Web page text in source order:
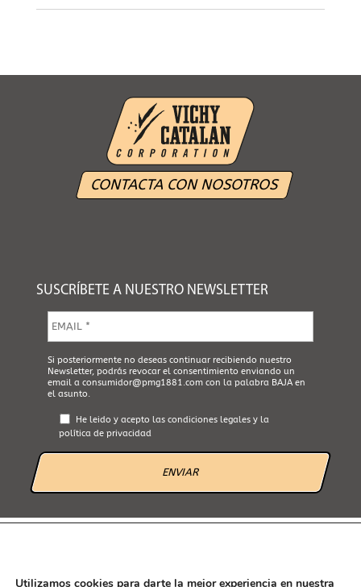
CONTACTA CON NOSOTROS
SUSCRÍBETE A NUESTRO NEWSLETTER
m
a
i
l
*
A
c
e
p
e
l
Si posteriormente no deseas continuar recibiendo nuestro
Newsletter, podrás revocar el consentimiento enviando un
email a consumidor@pmg1881.comcon la palabra BAJA en
el asunto.
He leido y acepto las condiciones legalesy la
política de privacidad
Utilizamos cookies para darte la mejor experiencia en nuestra